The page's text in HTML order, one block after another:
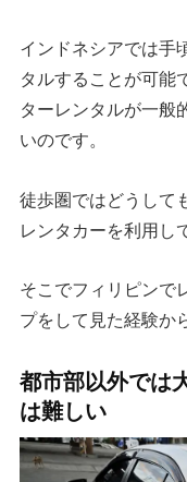
インドネシアでは手
タルすることが可能
ターレンタルが一般
いのです。
徒歩圏ではどうして
レンタカーを利用し
そこでフィリピンで
プをして見た経験か
都市部以外では
は難しい